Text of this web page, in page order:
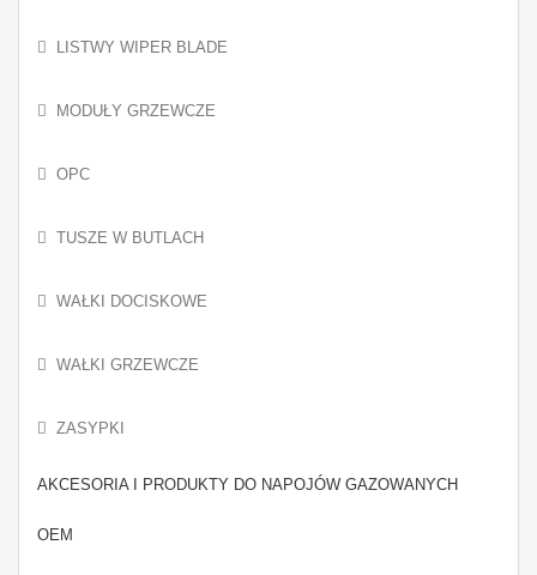
LISTWY WIPER BLADE
MODUŁY GRZEWCZE
OPC
TUSZE W BUTLACH
WAŁKI DOCISKOWE
WAŁKI GRZEWCZE
ZASYPKI
AKCESORIA I PRODUKTY DO NAPOJÓW GAZOWANYCH
OEM